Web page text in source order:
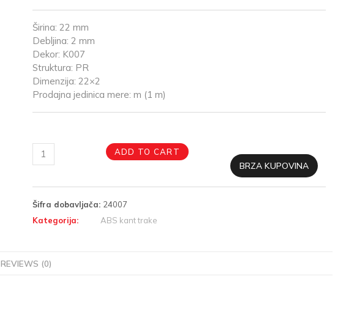
Širina: 22 mm
Debljina: 2 mm
Dekor: K007
Struktura: PR
Dimenzija: 22×2
Prodajna jedinica mere: m (1 m)
ADD TO CART
BRZA KUPOVINA
Šifra dobavljača: 24007
Kategorija:
ABS kant trake
REVIEWS (0)